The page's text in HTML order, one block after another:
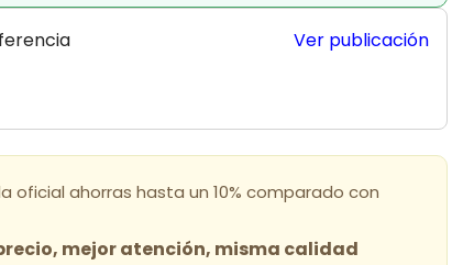
Ver publicación
oficial ahorras hasta un 10% comparado con
mejor atención, misma calidad